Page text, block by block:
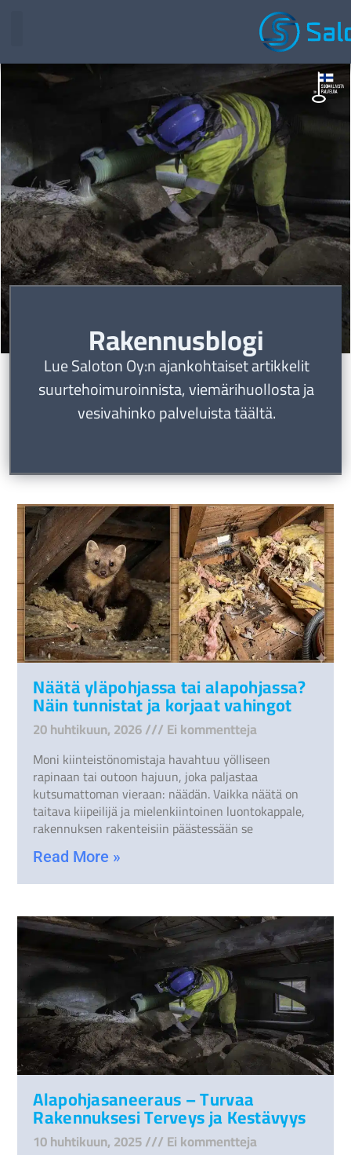
Rakennusblogi
Lue Saloton Oy:n ajankohtaiset artikkelit
suurtehoimuroinnista, viemärihuollosta ja
vesivahinko palveluista täältä.
Näätä yläpohjassa tai alapohjassa?
Näin tunnistat ja korjaat vahingot
20 huhtikuun, 2026 Ei kommentteja
Moni kiinteistönomistaja havahtuu yölliseen
rapinaan tai outoon hajuun, joka paljastaa
kutsumattoman vieraan: näädän. Vaikka näätä on
taitava kiipeilijä ja mielenkiintoinen luontokappale,
rakennuksen rakenteisiin päästessään se
Read More »
Alapohjasaneeraus – Turvaa
Rakennuksesi Terveys ja Kestävyys
10 huhtikuun, 2025 Ei kommentteja